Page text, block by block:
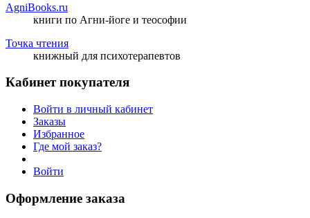
AgniBooks.ru
книги по Агни-йоге и теософии
Точка чтения
книжный для психотерапевтов
Кабинет покупателя
Войти в личный кабинет
Заказы
Избранное
Где мой заказ?
Войти
Оформление заказа